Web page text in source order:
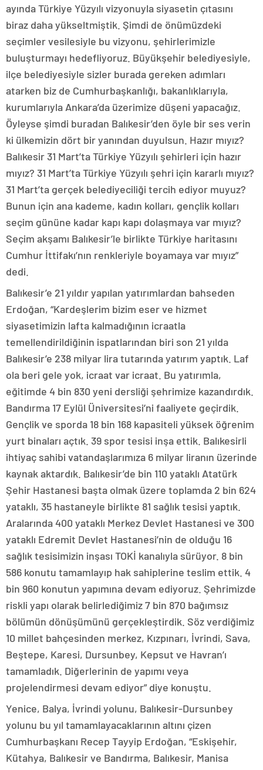
ayında Türkiye Yüzyılı vizyonuyla siyasetin çıtasını
biraz daha yükseltmiştik. Şimdi de önümüzdeki
seçimler vesilesiyle bu vizyonu, şehirlerimizle
buluşturmayı hedefliyoruz. Büyükşehir belediyesiyle,
ilçe belediyesiyle sizler burada gereken adımları
atarken biz de Cumhurbaşkanlığı, bakanlıklarıyla,
kurumlarıyla Ankara’da üzerimize düşeni yapacağız.
Öyleyse şimdi buradan Balıkesir’den öyle bir ses verin
ki ülkemizin dört bir yanından duyulsun. Hazır mıyız?
Balıkesir 31 Mart’ta Türkiye Yüzyılı şehirleri için hazır
mıyız? 31 Mart’ta Türkiye Yüzyılı şehri için kararlı mıyız?
31 Mart’ta gerçek belediyeciliği tercih ediyor muyuz?
Bunun için ana kademe, kadın kolları, gençlik kolları
seçim gününe kadar kapı kapı dolaşmaya var mıyız?
Seçim akşamı Balıkesir’le birlikte Türkiye haritasını
Cumhur İttifakı’nın renkleriyle boyamaya var mıyız”
dedi.
Balıkesir’e 21 yıldır yapılan yatırımlardan bahseden
Erdoğan, “Kardeşlerim bizim eser ve hizmet
siyasetimizin lafta kalmadığının icraatla
temellendirildiğinin ispatlarından biri son 21 yılda
Balıkesir’e 238 milyar lira tutarında yatırım yaptık. Laf
ola beri gele yok, icraat var icraat. Bu yatırımla,
eğitimde 4 bin 830 yeni dersliği şehrimize kazandırdık.
Bandırma 17 Eylül Üniversitesi’ni faaliyete geçirdik.
Gençlik ve sporda 18 bin 168 kapasiteli yüksek öğrenim
yurt binaları açtık. 39 spor tesisi inşa ettik. Balıkesirli
ihtiyaç sahibi vatandaşlarımıza 6 milyar liranın üzerinde
kaynak aktardık. Balıkesir’de bin 110 yataklı Atatürk
Şehir Hastanesi başta olmak üzere toplamda 2 bin 624
yataklı, 35 hastaneyle birlikte 81 sağlık tesisi yaptık.
Aralarında 400 yataklı Merkez Devlet Hastanesi ve 300
yataklı Edremit Devlet Hastanesi’nin de olduğu 16
sağlık tesisimizin inşası TOKİ kanalıyla sürüyor. 8 bin
586 konutu tamamlayıp hak sahiplerine teslim ettik. 4
bin 960 konutun yapımına devam ediyoruz. Şehrimizde
riskli yapı olarak belirlediğimiz 7 bin 870 bağımsız
bölümün dönüşümünü gerçekleştirdik. Söz verdiğimiz
10 millet bahçesinden merkez, Kızpınarı, İvrindi, Sava,
Beştepe, Karesi, Dursunbey, Kepsut ve Havran’ı
tamamladık. Diğerlerinin de yapımı veya
projelendirmesi devam ediyor” diye konuştu.
Yenice, Balya, İvrindi yolunu, Balıkesir-Dursunbey
yolunu bu yıl tamamlayacaklarının altını çizen
Cumhurbaşkanı Recep Tayyip Erdoğan, “Eskişehir,
Kütahya, Balıkesir ve Bandırma, Balıkesir, Manisa